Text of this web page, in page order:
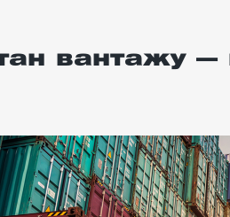
вантажу —